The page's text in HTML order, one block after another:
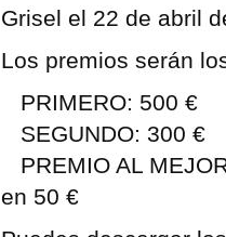
Grisel el 22 de abril
Los premios serán
PRIMERO: 500 €
SEGUNDO: 300 €
PREMIO AL
en 50 €